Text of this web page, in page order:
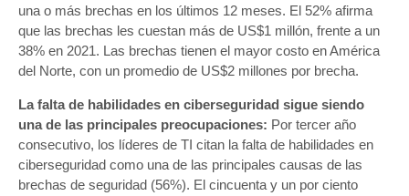
una o más brechas en los últimos 12 meses. El 52% afirma
que las brechas les cuestan más de US$1 millón, frente a un
38% en 2021. Las brechas tienen el mayor costo en América
del Norte, con un promedio de US$2 millones por brecha.
La falta de habilidades en ciberseguridad sigue siendo
una de las principales preocupaciones: Por tercer año
consecutivo, los líderes de TI citan la falta de habilidades en
ciberseguridad como una de las principales causas de las
brechas de seguridad (56%). El cincuenta y un por ciento